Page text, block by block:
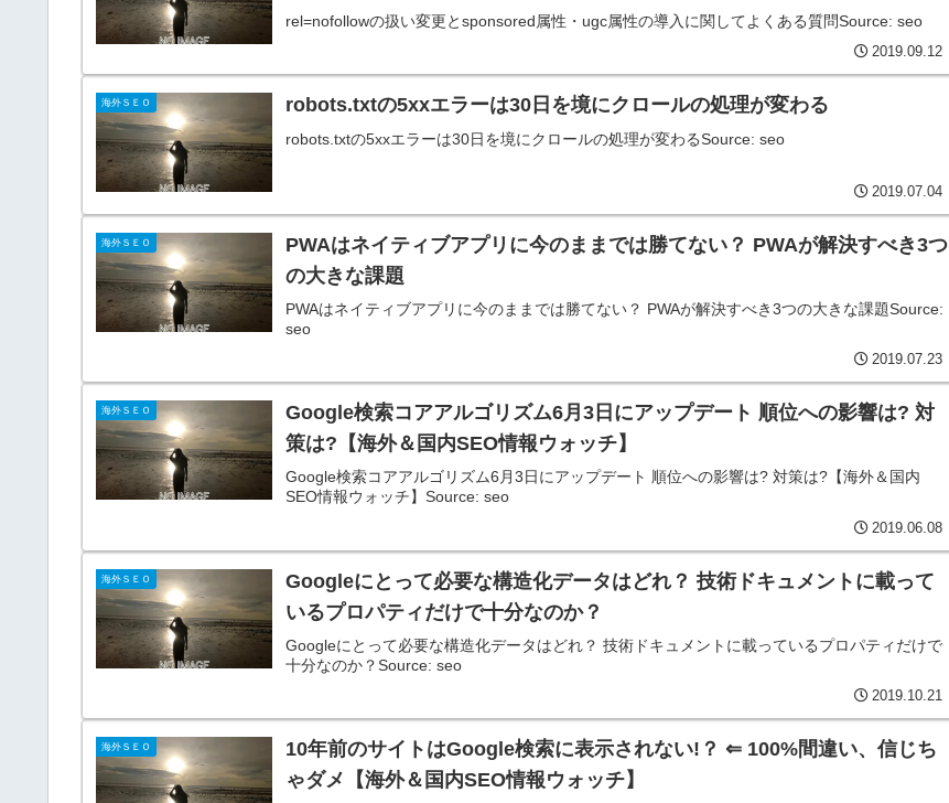
rel=nofollowの扱い変更とsponsored属性・ugc属性の導入に関してよくある質問Source: seo
2019.09.12
海外ＳＥＯ robots.txtの5xxエラーは30日を境にクロールの処理が変わる
robots.txtの5xxエラーは30日を境にクロールの処理が変わるSource: seo
2019.07.04
海外ＳＥＯ
PWAはネイティブアプリに今のままでは勝てない？ PWAが解決すべき3つ
の大きな課題
PWAはネイティブアプリに今のままでは勝てない？ PWAが解決すべき3つの大きな課題Source:
seo
2019.07.23
海外ＳＥＯ
Google検索コアアルゴリズム6月3日にアップデート 順位への影響は? 対
策は?【海外＆国内SEO情報ウォッチ】
Google検索コアアルゴリズム6月3日にアップデート 順位への影響は? 対策は?【海外＆国内
SEO情報ウォッチ】Source: seo
2019.06.08
海外ＳＥＯ
Googleにとって必要な構造化データはどれ？ 技術ドキュメントに載って
いるプロパティだけで十分なのか？
Googleにとって必要な構造化データはどれ？ 技術ドキュメントに載っているプロパティだけで
十分なのか？Source: seo
2019.10.21
海外ＳＥＯ
10年前のサイトはGoogle検索に表示されない!？ ⇐ 100%間違い、信じち
ゃダメ【海外＆国内SEO情報ウォッチ】